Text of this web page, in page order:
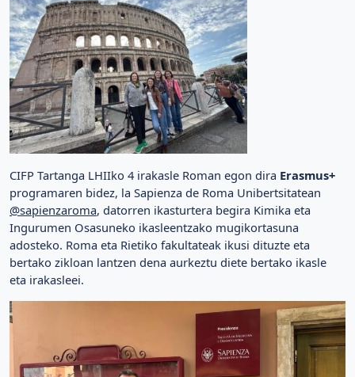
CIFP Tartanga LHIIko 4 irakasle Roman egon dira Erasmus+
programaren bidez, la Sapienza de Roma Unibertsitatean
@sapienzaroma, datorren ikasturtera begira Kimika eta
Ingurumen Osasuneko ikasleentzako mugikortasuna
adosteko. Roma eta Rietiko fakultateak ikusi dituzte eta
bertako zikloan lantzen dena aurkeztu diete bertako ikasle
eta irakasleei.